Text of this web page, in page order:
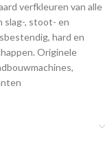
verfkleuren van alle
slag-, stoot- en
hard en
Originele